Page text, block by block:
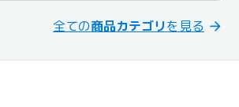
全ての商品カテゴリを見る